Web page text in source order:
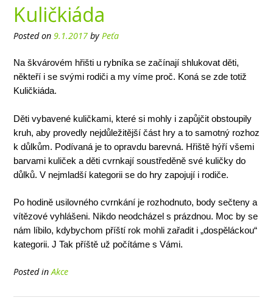
Kuličkiáda
Posted on 9.1.2017 by Peťa
Na škvárovém hřišti u rybníka se začínají shlukovat děti,
někteří i se svými rodiči a my víme proč. Koná se zde totiž
Kuličkiáda.
Děti vybavené kuličkami, které si mohly i zapůjčit obstoupily
kruh, aby provedly nejdůležitější část hry a to samotný rozhoz
k důlkům. Podívaná je to opravdu barevná. Hřiště hýří všemi
barvami kuliček a děti cvrnkají soustředěně své kuličky do
důlků. V nejmladší kategorii se do hry zapojují i rodiče.
Po hodině usilovného cvrnkání je rozhodnuto, body sečteny a
vítězové vyhlášeni. Nikdo neodcházel s prázdnou. Moc by se
nám líbilo, kdybychom příští rok mohli zařadit i „dospěláckou“
kategorii. J Tak příště už počítáme s Vámi.
Posted inAkce